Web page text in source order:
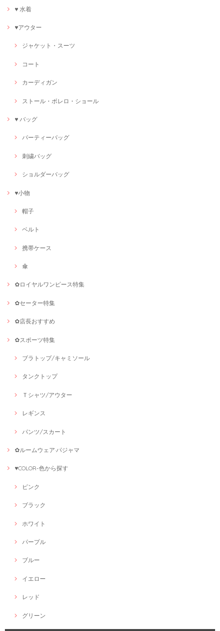
♥ 水着
♥アウター
ジャケット・スーツ
コート
カーディガン
ストール・ボレロ・ショール
♥ バッグ
パーティーバッグ
刺繍バッグ
ショルダーバッグ
♥小物
帽子
ベルト
携帯ケース
傘
✿ロイヤルワンピース特集
✿セーター特集
✿店長おすすめ
✿スポーツ特集
ブラトップ/キャミソール
タンクトップ
Ｔシャツ/アウター
レギンス
パンツ/スカート
✿ルームウェア·パジャマ
♥COLOR-色から探す
ピンク
ブラック
ホワイト
パープル
ブルー
イエロー
レッド
グリーン